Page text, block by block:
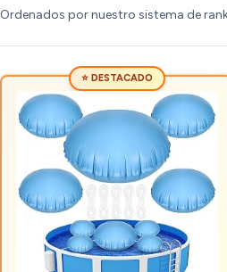
Ordenados por nuestro sistema de
⭐ DESTACADO